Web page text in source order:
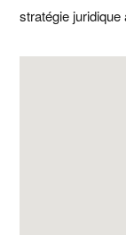
stratégie